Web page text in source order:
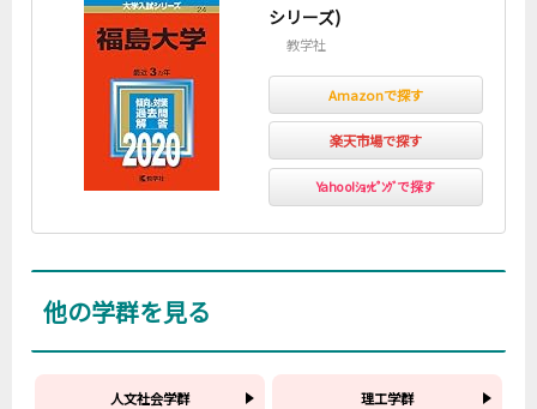
シリーズ)
教学社
Amazonで探す
楽天市場で探す
Yahoo!ｼｮｯﾋﾟﾝｸﾞで探す
他の学群を見る
人文社会学群 理工学群